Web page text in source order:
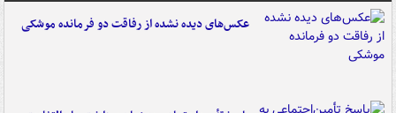
عکس‌های دیده نشده از رفاقت دو فرمانده‌ موشکی